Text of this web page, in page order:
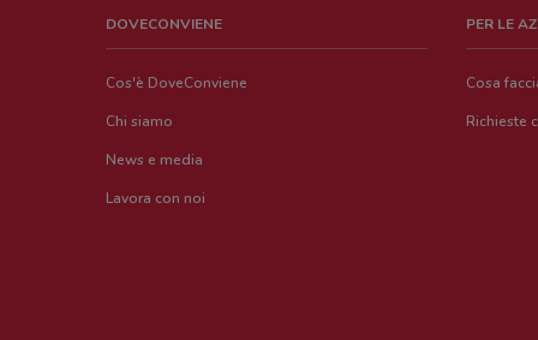
DOVECONVIENE
Cos'è DoveConviene
Chi siamo
News e media
Lavora con noi
PER LE
Cosa
Richieste